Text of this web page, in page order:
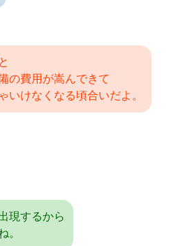
の費用が嵩んできて
いけなくなる頃合いだよ。
現するから
。